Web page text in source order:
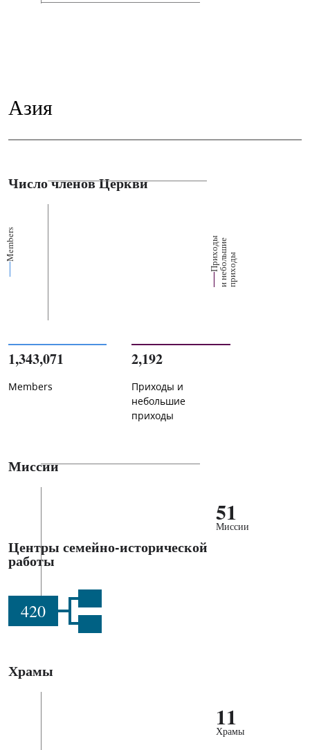
Азия
Число членов Церкви
Members П
р
их
о
д
ы
и
н
е
б
о
ль
ш
ие
п
р
и
х
о
ды
1,343,071
Members
2,192
Приходы и
небольшие
приходы
Миссии
51
Миссии
Центры семейно-исторической
работы
420
Храмы
11
Храмы